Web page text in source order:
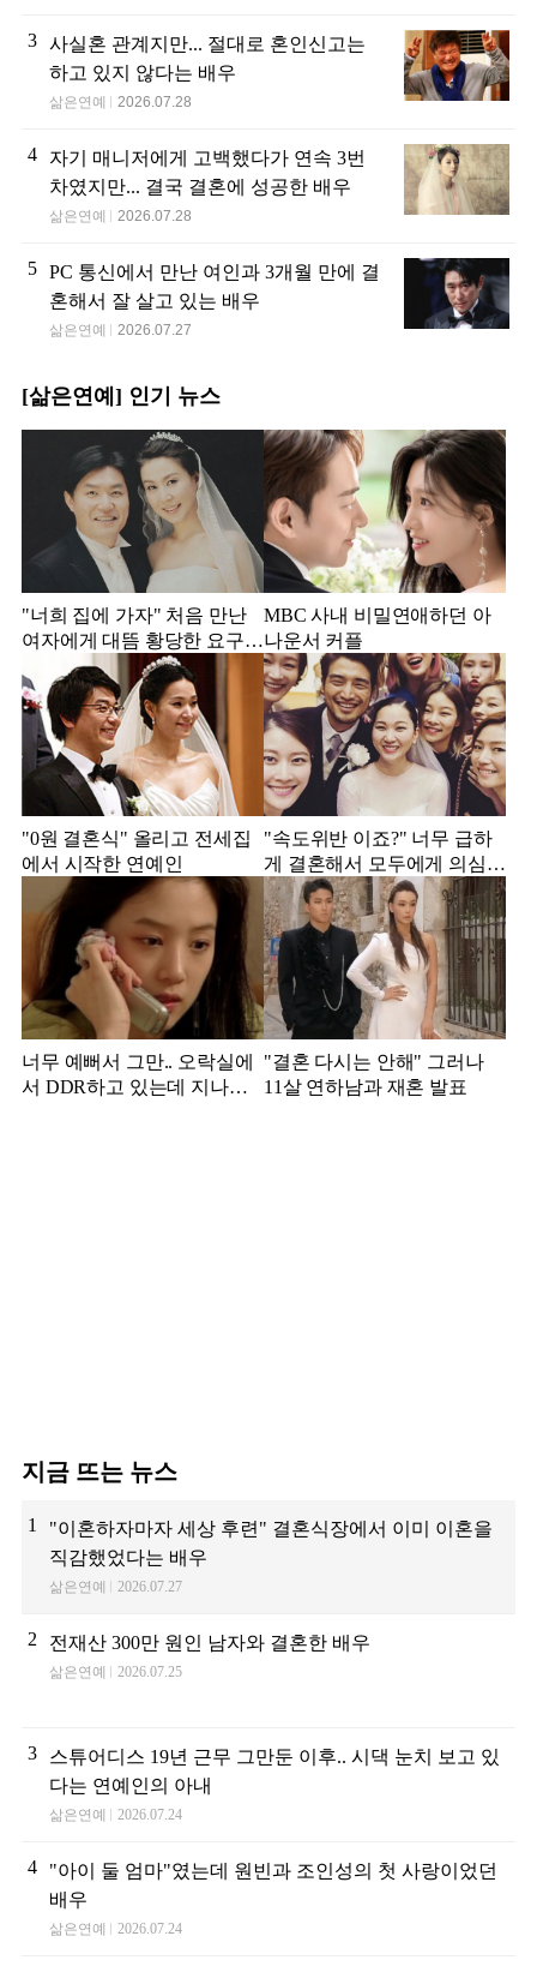
3 사실혼 관계지만... 절대로 혼인신고는
하고 있지 않다는 배우
삶은연예 2026.07.28
4
자기 매니저에게 고백했다가 연속 3번
차였지만... 결국 결혼에 성공한 배우
삶은연예 2026.07.28
5 PC 통신에서 만난 여인과 3개월 만에 결
혼해서 잘 살고 있는 배우
삶은연예 2026.07.27
[삶은연예] 인기 뉴스
"너희 집에 가자" 처음 만난
여자에게 대뜸 황당한 요구
했다는 MBC 아나운서
MBC 사내 비밀연애하던 아
나운서 커플
"0원 결혼식" 올리고 전세집
에서 시작한 연예인
"속도위반 이죠?" 너무 급하
게 결혼해서 모두에게 의심
받았던 스타
너무 예뻐서 그만.. 오락실에
서 DDR하고 있는데 지나가
"결혼 다시는 안해" 그러나
11살 연하남과 재혼 발표
지금 뜨는 뉴스
1
"이혼하자마자 세상 후련" 결혼식장에서 이미 이혼을
직감했었다는 배우
삶은연예 2026.07.27
2 전재산 300만 원인 남자와 결혼한 배우
삶은연예 2026.07.25
3
스튜어디스 19년 근무 그만둔 이후.. 시댁 눈치 보고 있
다는 연예인의 아내
삶은연예 2026.07.24
4
"아이 둘 엄마"였는데 원빈과 조인성의 첫 사랑이었던
배우
삶은연예 2026.07.24